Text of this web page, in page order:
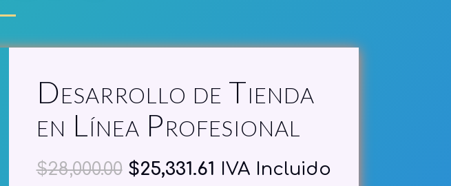
Desarrollo de Tienda
en Línea Profesional
$28,000.00 Original
$25,331.61 Current
IVA Incluido